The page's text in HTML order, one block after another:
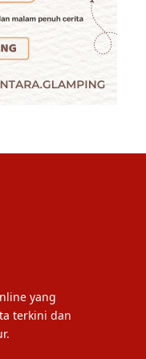
yang
terkini dan